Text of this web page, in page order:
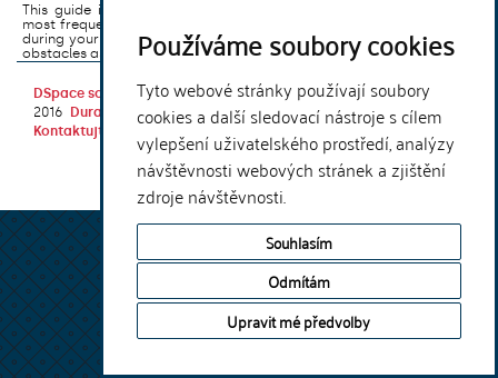
Používáme soubory cookies
Tyto webové stránky používají soubory
cookies a další sledovací nástroje s cílem
vylepšení uživatelského prostředí, analýzy
návštěvnosti webových stránek a zjištění
zdroje návštěvnosti.
Souhlasím
Odmítám
Upravit mé předvolby
This guide introduces the e-learning support tools that are used
most frequently at Charles University and that you may encounter
during your studies. It will also help you to avoid the most common
obstacles associated ...
DSpace softwarecopyright © 2002-
2016
DuraSpace
Kontaktujte nás
Theme by